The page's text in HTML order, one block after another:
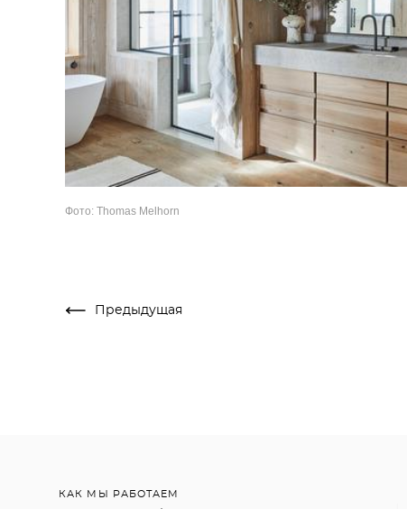
Фото: Thomas Melhorn
Предыдущая
КАК МЫ РАБОТАЕМ